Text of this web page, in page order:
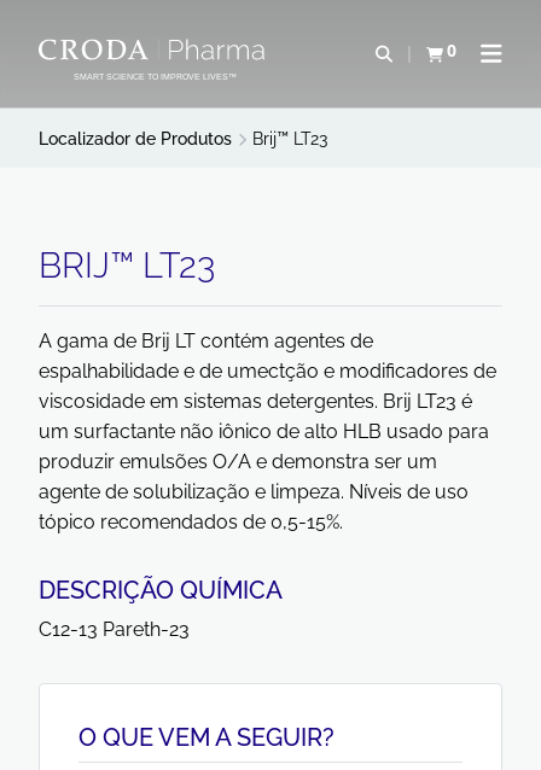
PARA
CONTEÚDO
PARA
MENU
SMART SCIENCE TO IMPROVE LIVES™
Abrir pesquisa
0
Exibir cestaAbrir
Localizador de Produtos Brij™ LT23
BRIJ™ LT23
A gama de Brij LT contém agentes de
espalhabilidade e de umectção e modificadores de
viscosidade em sistemas detergentes. Brij LT23 é
um surfactante não iônico de alto HLB usado para
produzir emulsões O/A e demonstra ser um
agente de solubilização e limpeza. Níveis de uso
tópico recomendados de 0,5-15%.
DESCRIÇÃO QUÍMICA
C12-13 Pareth-23
O QUE VEM A SEGUIR?